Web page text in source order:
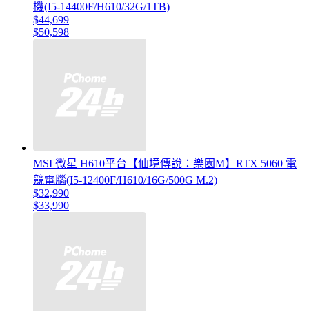
機(I5-14400F/H610/32G/1TB)
$44,699
$50,598
MSI 微星 H610平台【仙境傳說：樂園M】RTX 5060 電
競電腦(I5-12400F/H610/16G/500G M.2)
$32,990
$33,990